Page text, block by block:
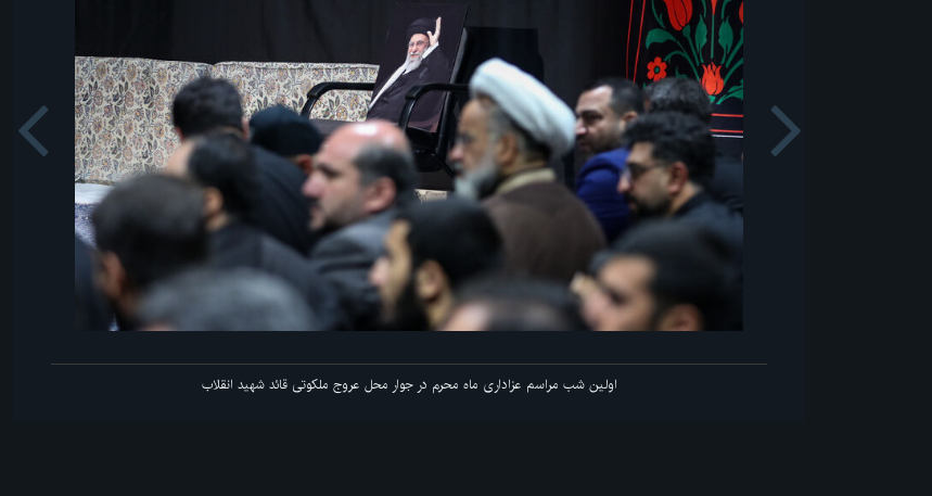
اولین شب مراسم عزاداری ماه محرم در جوار محل عروج ملکوتی قائد شهید انقلاب
Next